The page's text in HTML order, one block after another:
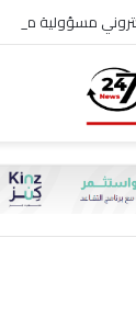
مسؤولية مشتركة